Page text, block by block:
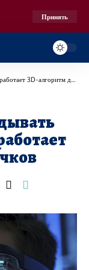
Принять
3D-алгоритм для AR-очков